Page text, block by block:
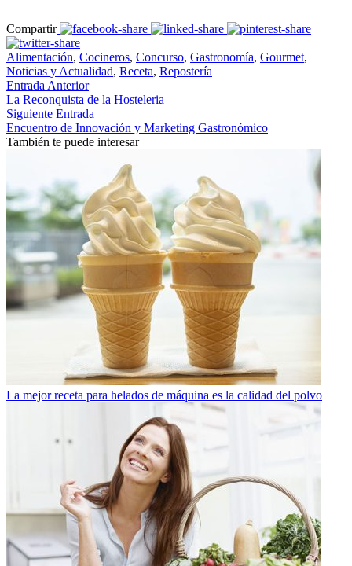
Compartir
Alimentación, Cocineros, Concurso, Gastronomía, Gourmet,
Noticias y Actualidad, Receta, Repostería
Entrada Anterior
La Reconquista de la Hosteleria
Siguiente Entrada
Encuentro de Innovación y Marketing Gastronómico
También te puede interesar
La mejor receta para helados de máquina es la calidad del polvo